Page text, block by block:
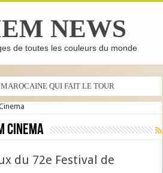
NEWS
de toutes les couleurs du monde
QUI FAIT LE TOUR DU MONDE
Cinema
du 72e Festival de